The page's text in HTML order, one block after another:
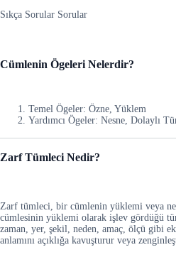
Sıkça Sorular Sorular
Cümlenin Ögeleri Nelerdir?
Temel Ögeler: Özne, Yüklem
Yardımcı Ögeler: Nesne, Dolaylı
Zarf Tümleci Nedir?
Zarf tümleci, bir cümlenin yüklemi veya
cümlesinin yüklemi olarak işlev gördüğü
zaman, yer, şekil, neden, amaç, ölçü gibi
anlamını açıklığa kavuşturur veya